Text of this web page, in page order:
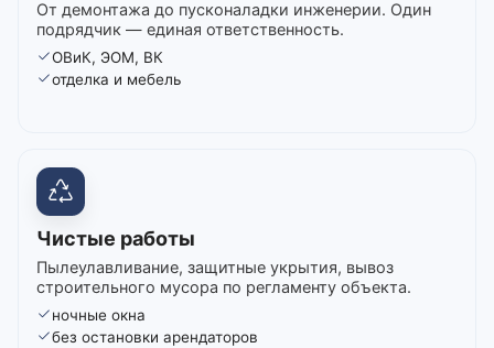
От демонтажа до пусконаладки инженерии. Один
подрядчик — единая ответственность.
ОВиК, ЭОМ, ВК
отделка и мебель
Чистые работы
Пылеулавливание, защитные укрытия, вывоз
строительного мусора по регламенту объекта.
ночные окна
без остановки арендаторов